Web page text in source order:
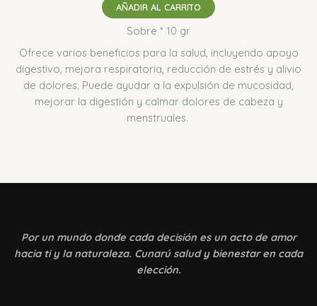
AÑADIR AL CARRITO
Sobre * 10 gr
Ofrece varios beneficios para la salud, incluyendo apoyo
digestivo, mejora respiratoria, reducción de estrés y alivio
de dolores. Puede ayudar a la expulsión de mucosidad,
mejorar la digestión y calmar dolores de cabeza y
menstruales.
Por un mundo donde cada decisión es un acto de amor
hacia ti y la naturaleza. Cunarú salud y bienestar en cada
elección.